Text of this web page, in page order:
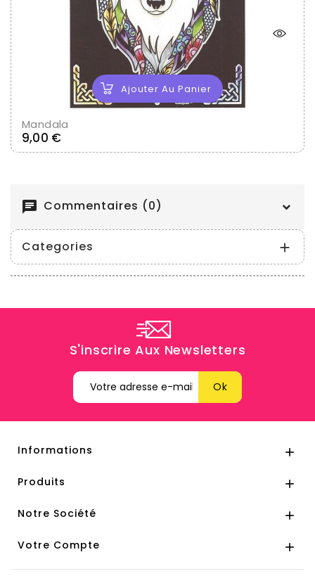
Ajouter Au Panier
Mandala
9,00 €Prix
chat Commentaires (0)
Categories 
S'inscrire Aux Newsletters
Informations 
Produits 
Notre Société 
Votre Compte 